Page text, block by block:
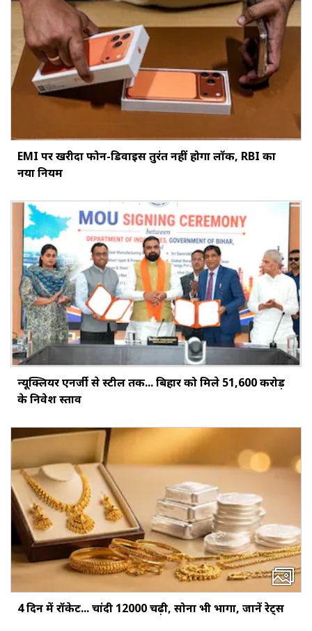
EMI पर खरीदा फोन-डिवाइस तुरंत नहीं होगा लॉक, RBI का
नया नियम
न्यूक्लियर एनर्जी से स्टील तक... बिहार को मिले ₹51,600 करोड़
के निवेश प्रस्ताव
4 दिन में रॉकेट... चांदी ₹12000 चढ़ी, सोना भी भागा, जानें रेट्स